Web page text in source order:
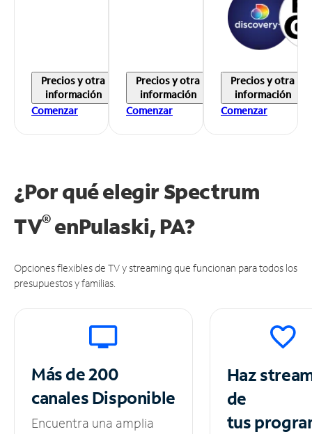
Precios y otra
información
Comenzar
Precios y otra
información
Comenzar
Precios y otra
información
Comenzar
¿Por qué elegir Spectrum
TV®enPulaski, PA?
Opciones flexibles de TV y streaming que funcionan para todos los
presupuestos y familias.
Más de 200
canalesDisponible
Encuentra una amplia
Haz
de
tus